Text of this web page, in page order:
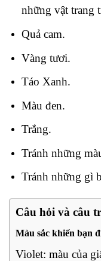
những vật trang
Quả cam.
Vàng tươi.
Táo Xanh.
Màu đen.
Trắng.
Tránh những
Tránh những gì
Câu hỏi và câu
Màu sắc khiến bạn
Violet: màu của